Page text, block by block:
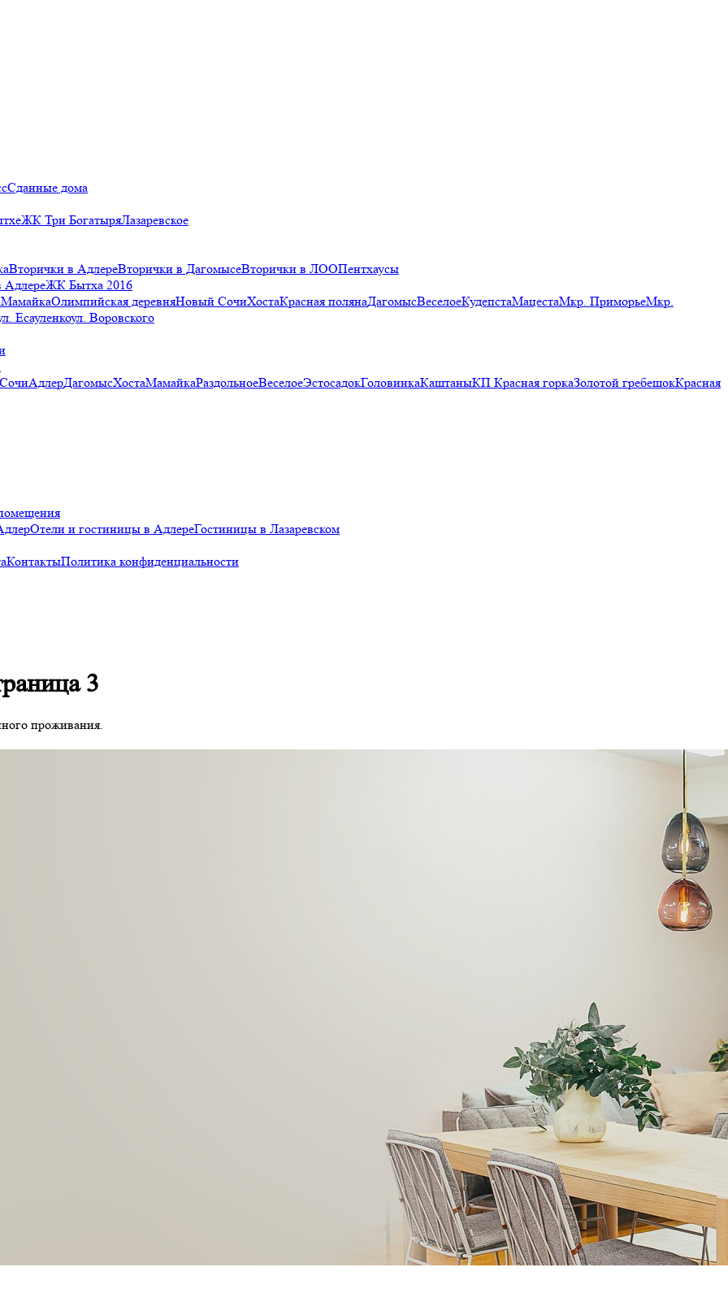
Сданные дома
ЖК Три БогатыряЛазаревское
Вторички в АдлереВторички в ДагомысеВторички в ЛООПентхаусы
АдлереЖК Бытха 2016
МамайкаОлимпийская деревняНовый СочиХостаКрасная полянаДагомысВеселоеКудепстаМацестаМкр. ПриморьеМкр.
Есауленкоул. Воровского
АдлерДагомысХостаМамайкаРаздольноеВеселоеЭстосадокГоловинкаКаштаныКП Красная горкаЗолотой гребешокКрасная
Отели и гостиницы в АдлереГостиницы в Лазаревском
КонтактыПолитика конфиденциальности
3
проживания.